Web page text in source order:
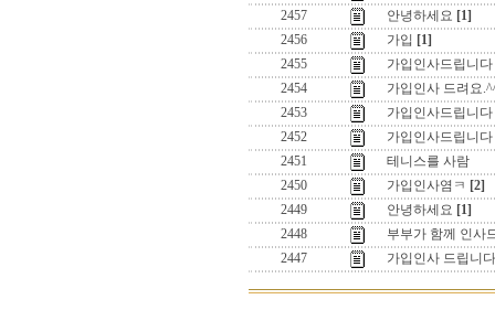
2457
안녕하세요 [1]
2456
가입 [1]
2455
가입인사드립니다
2454
가입인사 드려요
2453
가입인사드립니다
2452
가입인사드립니다
2451
테니스를 사람
2450
가입인사염ㅋ [2]
2449
안녕하세요 [1]
2448
부부가 함께 인사
2447
가입인사 드립니다